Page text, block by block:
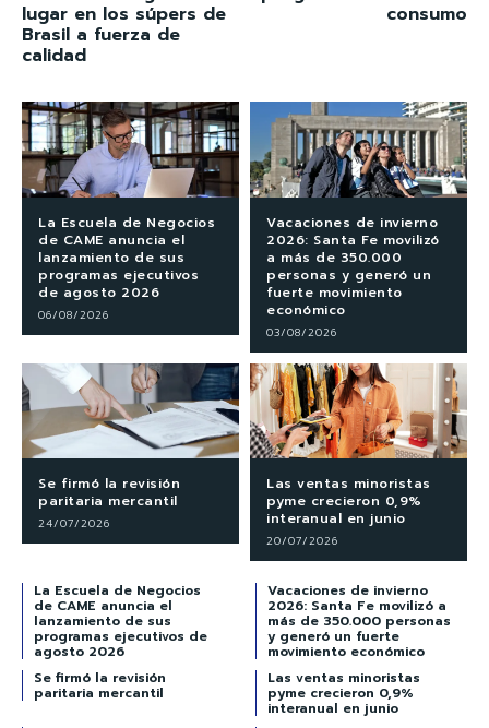
lugar en los súpers de
Brasil a fuerza de
calidad
consumo
La Escuela de Negocios
de CAME anuncia el
lanzamiento de sus
programas ejecutivos
de agosto 2026
06/08/2026
Vacaciones de invierno
2026: Santa Fe movilizó
a más de 350.000
personas y generó un
fuerte movimiento
económico
03/08/2026
Se firmó la revisión
paritaria mercantil
24/07/2026
Las ventas minoristas
pyme crecieron 0,9%
interanual en junio
20/07/2026
La Escuela de Negocios
de CAME anuncia el
lanzamiento de sus
programas ejecutivos de
agosto 2026
Vacaciones de invierno
2026: Santa Fe movilizó a
más de 350.000 personas
y generó un fuerte
movimiento económico
Se firmó la revisión
paritaria mercantil
Las ventas minoristas
pyme crecieron 0,9%
interanual en junio